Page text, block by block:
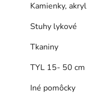
Kamienky, akryl
Stuhy lykové
Tkaniny
TYL 15- 50 cm
Iné pomôcky